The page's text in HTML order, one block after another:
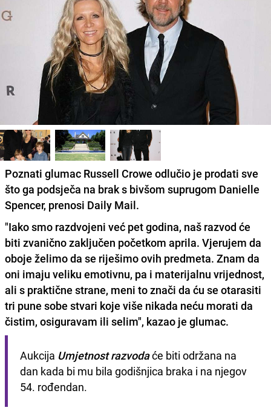
Poznati glumac Russell Crowe odlučio je prodati sve
što ga podsječa na brak s bivšom suprugom Danielle
Spencer, prenosi Daily Mail.
"Iako smo razdvojeni već pet godina, naš razvod će
biti zvanično zaključen početkom aprila. Vjerujem da
oboje želimo da se riješimo ovih predmeta. Znam da
oni imaju veliku emotivnu, pa i materijalnu vrijednost,
ali s praktične strane, meni to znači da ću se otarasiti
tri pune sobe stvari koje više nikada neću morati da
čistim, osiguravam ili selim", kazao je glumac.
Aukcija Umjetnost razvoda će biti održana na
dan kada bi mu bila godišnjica braka i na njegov
54. rođendan.